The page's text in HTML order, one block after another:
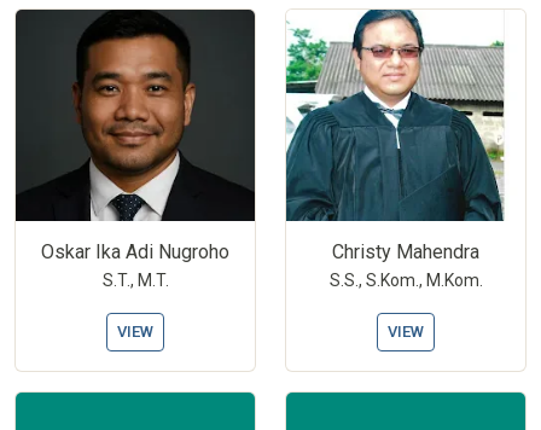
Oskar Ika Adi Nugroho
S.T., M.T.
VIEW
Christy Mahendra
S.S., S.Kom., M.Kom.
VIEW